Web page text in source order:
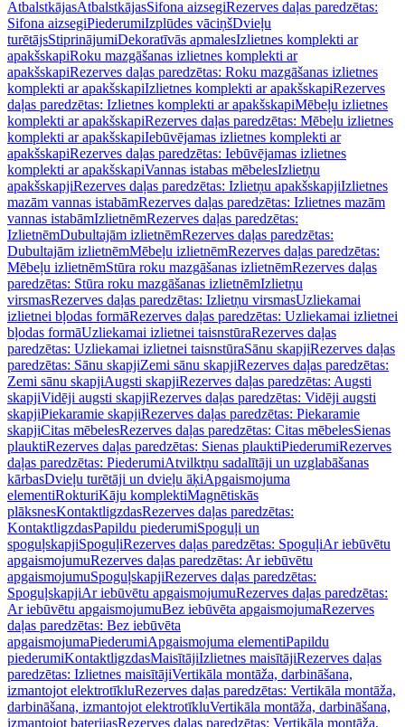
AtbalstkājasAtbalstkājasSifona aizsegiRezerves daļas paredzētas:
Sifona aizsegiPiederumiIzplūdes vāciņšDvieļu
turētājsStiprinājumiDekoratīvās apmalesIzlietnes komplekti ar
apakšskapiRoku mazgāšanas izlietnes komplekti ar
apakšskapiRezerves daļas paredzētas: Roku mazgāšanas izlietnes
komplekti ar apakšskapiIzlietnes komplekti ar apakšskapiRezerves
daļas paredzētas: Izlietnes komplekti ar apakšskapiMēbeļu izlietnes
komplekti ar apakšskapiRezerves daļas paredzētas: Mēbeļu izlietnes
komplekti ar apakšskapiIebūvējamas izlietnes komplekti ar
apakšskapiRezerves daļas paredzētas: Iebūvējamas izlietnes
komplekti ar apakšskapiVannas istabas mēbelesIzlietņu
apakšskapjiRezerves daļas paredzētas: Izlietņu apakšskapjiIzlietnes
mazām vannas istabāmRezerves daļas paredzētas: Izlietnes mazām
vannas istabāmIzlietnēmRezerves daļas paredzētas:
IzlietnēmDubultajām izlietnēmRezerves daļas paredzētas:
Dubultajām izlietnēmMēbeļu izlietnēmRezerves daļas paredzētas:
Mēbeļu izlietnēmStūra roku mazgāšanas izlietnēmRezerves daļas
paredzētas: Stūra roku mazgāšanas izlietnēmIzlietņu
virsmasRezerves daļas paredzētas: Izlietņu virsmasUzliekamai
izlietnei bļodas formāRezerves daļas paredzētas: Uzliekamai izlietnei
bļodas formāUzliekamai izlietnei taisnstūraRezerves daļas
paredzētas: Uzliekamai izlietnei taisnstūraSānu skapjiRezerves daļas
paredzētas: Sānu skapjiZemi sānu skapjiRezerves daļas paredzētas:
Zemi sānu skapjiAugsti skapjiRezerves daļas paredzētas: Augsti
skapjiVidēji augsti skapjiRezerves daļas paredzētas: Vidēji augsti
skapjiPiekaramie skapjiRezerves daļas paredzētas: Piekaramie
skapjiCitas mēbelesRezerves daļas paredzētas: Citas mēbelesSienas
plauktiRezerves daļas paredzētas: Sienas plauktiPiederumiRezerves
daļas paredzētas: PiederumiAtvilktņu sadalītāji un uzglabāšanas
kārbasDvieļu turētāji un dvieļu āķiApgaismojuma
elementiRokturiKāju komplektiMagnētiskās
plāksnesKontaktligzdasRezerves daļas paredzētas:
KontaktligzdasPapildu piederumiSpoguļi un
spoguļskapjiSpoguļiRezerves daļas paredzētas: SpoguļiAr iebūvētu
apgaismojumuRezerves daļas paredzētas: Ar iebūvētu
apgaismojumuSpoguļskapjiRezerves daļas paredzētas:
SpoguļskapjiAr iebūvētu apgaismojumuRezerves daļas paredzētas:
Ar iebūvētu apgaismojumuBez iebūvēta apgaismojumaRezerves
daļas paredzētas: Bez iebūvēta
apgaismojumaPiederumiApgaismojuma elementiPapildu
piederumiKontaktligzdasMaisītājiIzlietnes maisītājiRezerves daļas
paredzētas: Izlietnes maisītājiVertikāla montāža, darbināšana,
izmantojot elektrotīkluRezerves daļas paredzētas: Vertikāla montāža,
darbināšana, izmantojot elektrotīkluVertikāla montāža, darbināšana,
izmantojot baterijasRezerves daļas paredzētas: Vertikāla montāža,